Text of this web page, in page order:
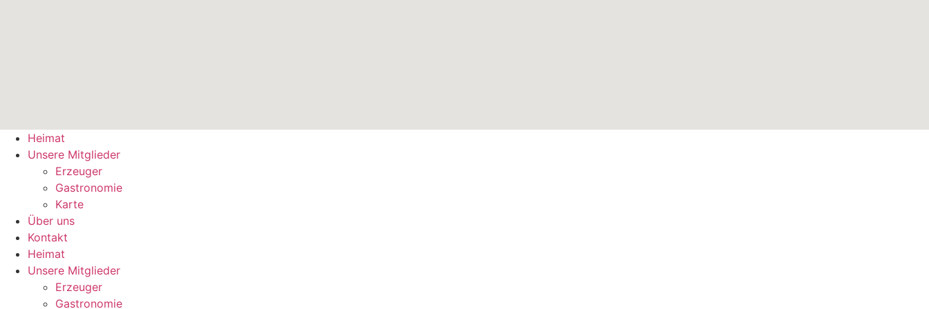
Heimat
Unsere Mitglieder
Erzeuger
Gastronomie
Karte
Über uns
Kontakt
Heimat
Unsere Mitglieder
Erzeuger
Gastronomie